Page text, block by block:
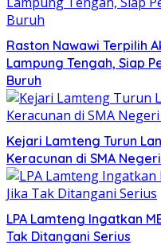
Raston Nawawi Terpilih
Lampung Tengah, Siap
Buruh
Kejari Lamteng Turun
Keracunan di SMA
LPA Lamteng Ingatkan
Tak Ditangani Serius